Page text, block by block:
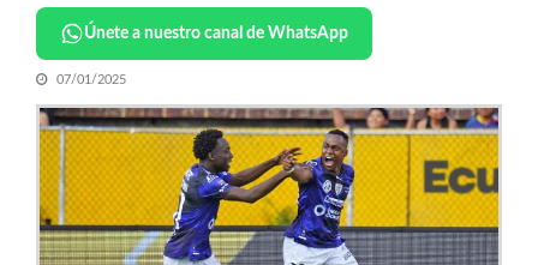
Únete a nuestro canal de WhatsApp
07/01/2025